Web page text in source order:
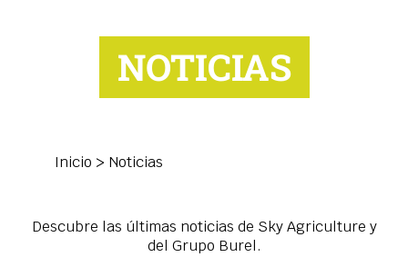
NOTICIAS
Inicio > Noticias
Descubre las últimas noticias de Sky Agriculture y
del Grupo Burel.